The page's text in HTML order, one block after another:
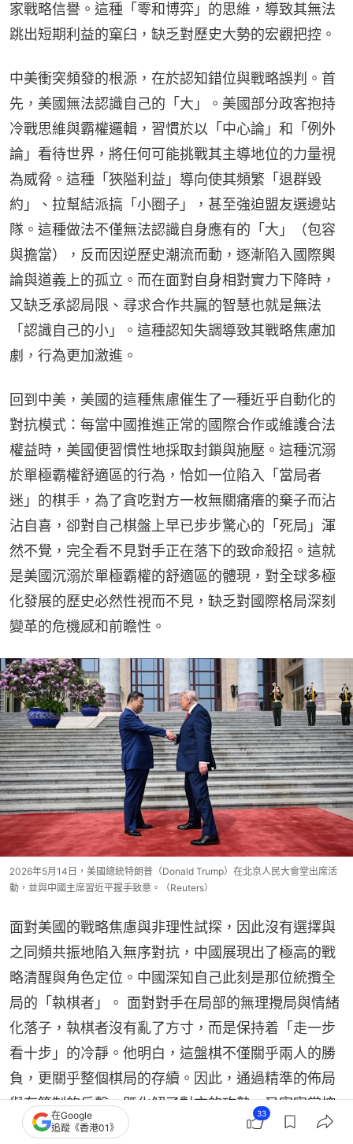
家戰略信譽。這種「零和博弈」的思維，導致其無法
跳出短期利益的窠臼，缺乏對歷史大勢的宏觀把控。
中美衝突頻發的根源，在於認知錯位與戰略誤判。首
先，美國無法認識自己的「大」。美國部分政客抱持
冷戰思維與霸權邏輯，習慣於以「中心論」和「例外
論」看待世界，將任何可能挑戰其主導地位的力量視
為威脅。這種「狹隘利益」導向使其頻繁「退群毀
約」、拉幫結派搞「小圈子」，甚至強迫盟友選邊站
隊。這種做法不僅無法認識自身應有的「大」（包容
與擔當），反而因逆歷史潮流而動，逐漸陷入國際輿
論與道義上的孤立。而在面對自身相對實力下降時，
又缺乏承認局限、尋求合作共贏的智慧也就是無法
「認識自己的小」。這種認知失調導致其戰略焦慮加
劇，行為更加激進。
回到中美，美國的這種焦慮催生了一種近乎自動化的
對抗模式：每當中國推進正常的國際合作或維護合法
權益時，美國便習慣性地採取封鎖與施壓。這種沉溺
於單極霸權舒適區的行為，恰如一位陷入「當局者
迷」的棋手，為了貪吃對方一枚無關痛癢的棄子而沾
沾自喜，卻對自己棋盤上早已步步驚心的「死局」渾
然不覺，完全看不見對手正在落下的致命殺招。這就
是美國沉溺於單極霸權的舒適區的體現，對全球多極
化發展的歷史必然性視而不見，缺乏對國際格局深刻
變革的危機感和前瞻性。
2026年5月14日，美國總統特朗普（Donald Trump）在北京人民大會堂出席活
動，並與中國主席習近平握手致意。（Reuters）
面對美國的戰略焦慮與非理性試探，因此沒有選擇與
之同頻共振地陷入無序對抗，中國展現出了極高的戰
略清醒與角色定位。中國深知自己此刻是那位統攬全
局的「執棋者」。 面對對手在局部的無理攪局與情緒
化落子，執棋者沒有亂了方寸，而是保持着「走一步
看十步」的冷靜。他明白，這盤棋不僅關乎兩人的勝
負，更關乎整個棋局的存續。因此，通過精準的佈局
與有節制的反擊，既化解了對方的攻勢，又牢牢掌控
着棋局的走向，防止整盤棋因一方的魯莽而徹底崩
在Google
追蹤《香港01》
33